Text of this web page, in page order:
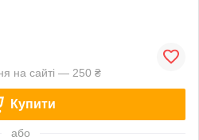
на сайті — 250 ₴
Купити
або